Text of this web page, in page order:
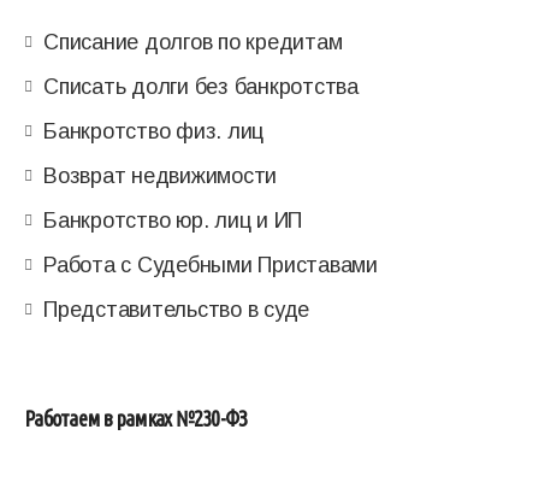
Списание долгов по кредитам
Списать долги без банкротства
Банкротство физ. лиц
Возврат недвижимости
Банкротство юр. лиц и ИП
Работа с Судебными Приставами
Представительство в суде
Работаем в рамках №230-ФЗ